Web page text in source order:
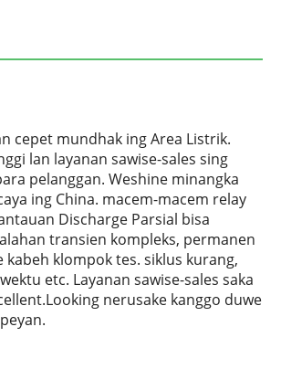
cepet mundhak ing Area Listrik.
lan layanan sawise-sales sing
pelanggan. Weshine minangka
ing China. macem-macem relay
Discharge Parsial bisa
transien kompleks, permanen
klompok tes. siklus kurang,
etc. Layanan sawise-sales saka
nerusake kanggo duwe